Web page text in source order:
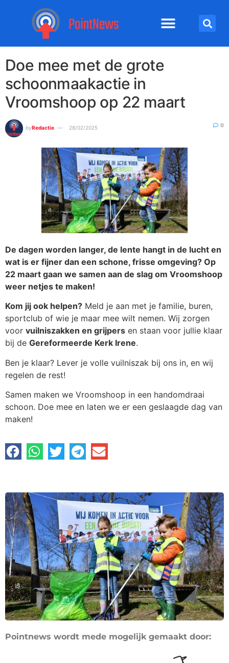
Doe mee met de grote
schoonmaakactie in
Vroomshoop op 22 maart
byRedactie 28/02/2025 0
De dagen worden langer, de lente hangt in de lucht en
wat is er fijner dan een schone, frisse omgeving? Op
22 maart gaan we samen aan de slag om Vroomshoop
weer netjes te maken!
Kom jij ook helpen? Meld je aan met je familie, buren,
sportclub of wie je maar mee wilt nemen. Wij zorgen
voor vuilniszakken en grijpers en staan voor jullie klaar
bij de Gereformeerde Kerk Irene.
Ben je klaar? Lever je volle vuilniszak bij ons in, en wij
regelen de rest!
Samen maken we Vroomshoop in een handomdraai
schoon. Doe mee en laten we er een geslaagde dag van
maken!
Pointnews wordt mede mogelijk gemaakt door: